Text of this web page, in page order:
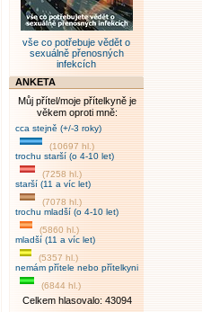
vše co potřebuje vědět o
sexuálně přenosných
infekcích
ANKETA
Můj přítel/moje přítelkyně je
věkem oproti mně:
cca stejně (+/-3 roky)
(10697 hl.)
trochu starší (o 4-10 let)
(7258 hl.)
starší (11 a víc let)
(7078 hl.)
trochu mladší (o 4-10 let)
(5860 hl.)
mladší (11 a víc let)
(5357 hl.)
nemám přítele nebo přítelkyni
(6844 hl.)
Celkem hlasovalo: 43094